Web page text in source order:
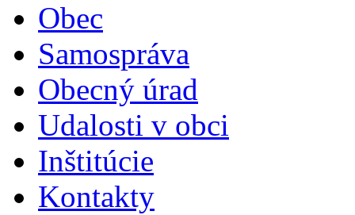
Obec
Samospráva
Obecný úrad
Udalosti v obci
Inštitúcie
Kontakty